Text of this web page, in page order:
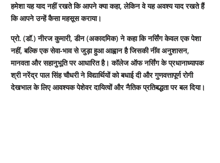
हमेशा यह याद नहीं रखते कि आपने क्या कहा, लेकिन वे यह अवश्य याद रखते हैं
कि आपने उन्हें कैसा महसूस कराया।
प्रो. (डॉ.) नीरज कुमारी, डीन (अकादमिक) ने कहा कि नर्सिंग केवल एक पेशा
नहीं, बल्कि एक सेवा‑भाव से जुड़ा हुआ आह्वान है जिसकी नींव अनुशासन,
मानवता और सहानुभूति पर आधारित है। कॉलेज ऑफ नर्सिंग के प्रधानाध्यापक
श्री नरेंद्र पाल सिंह चौधरी ने विद्यार्थियों को बधाई दी और गुणवत्तापूर्ण रोगी
देखभाल के लिए आवश्यक पेशेवर दायित्वों और नैतिक प्रतिबद्धता पर बल दिया।